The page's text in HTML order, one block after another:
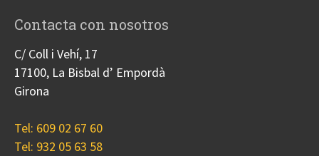
Contacta con nosotros
C/ Coll i Vehí, 17
17100, La Bisbal d’ Empordà
Girona
Tel: 609 02 67 60
Tel: 932 05 63 58